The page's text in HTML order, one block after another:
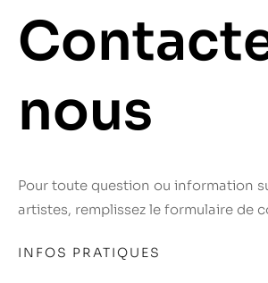
nous
Pour toute question ou information
artistes, remplissez le formulaire de
INFOS PRATIQUES